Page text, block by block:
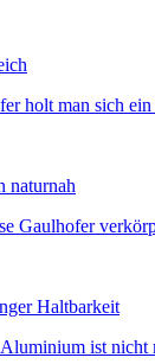
naturnah
Haltbarkeit